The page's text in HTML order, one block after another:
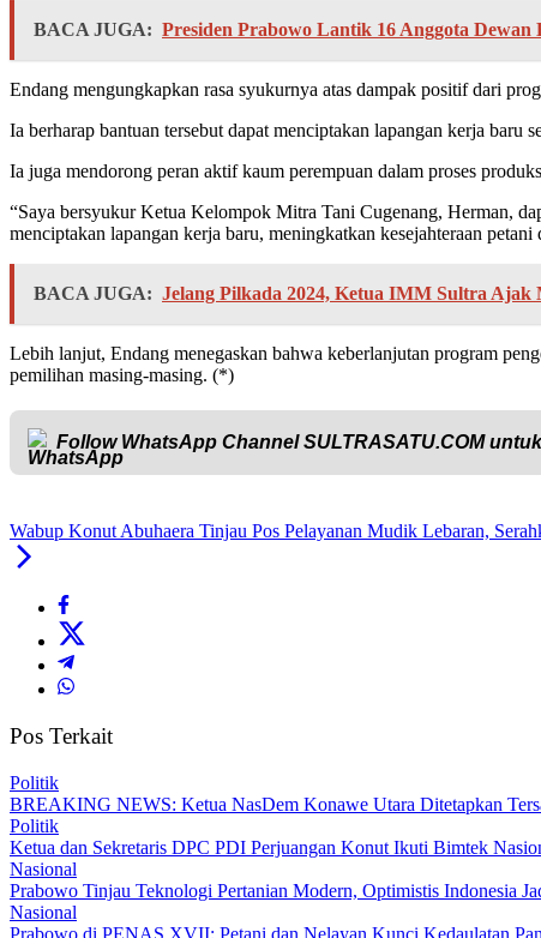
BACA JUGA: Presiden Prabowo Lantik 16 Anggota Dewan
Endang mengungkapkan rasa syukurnya atas dampak positif dari
Ia berharap bantuan tersebut dapat menciptakan lapangan kerja baru
Ia juga mendorong peran aktif kaum perempuan dalam proses
“Saya bersyukur Ketua Kelompok Mitra Tani Cugenang, Herman,
menciptakan lapangan kerja baru, meningkatkan kesejahteraan
BACA JUGA: Jelang Pilkada 2024, Ketua IMM Sultra
Lebih lanjut, Endang menegaskan bahwa keberlanjutan program
pemilihan masing-masing. (*)
Follow WhatsApp ChannelSULTRASATU.COMuntuk
Wabup Konut Abuhaera Tinjau Pos Pelayanan Mudik Lebaran,
Pos Terkait
Politik
BREAKING NEWS: Ketua NasDem Konawe Utara Ditetapkan
Politik
Ketua dan Sekretaris DPC PDI Perjuangan Konut Ikuti Bimtek
Nasional
Prabowo Tinjau Teknologi Pertanian Modern, Optimistis Indonesia
Nasional
Prabowo di PENAS XVII: Petani dan Nelayan Kunci Kedaulatan